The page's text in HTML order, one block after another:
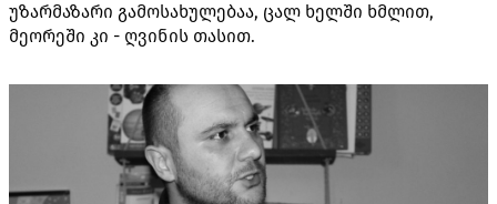
უზარმაზარი გამოსახულებაა, ცალ ხელში ხმლით,
მეორეში კი - ღვინის თასით.